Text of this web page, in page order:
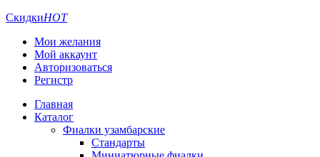
СкидкиHOT
Мои желания
Мой аккаунт
Авторизоваться
Регистр
Главная
Каталог
Фиалки узамбарские
Стандарты